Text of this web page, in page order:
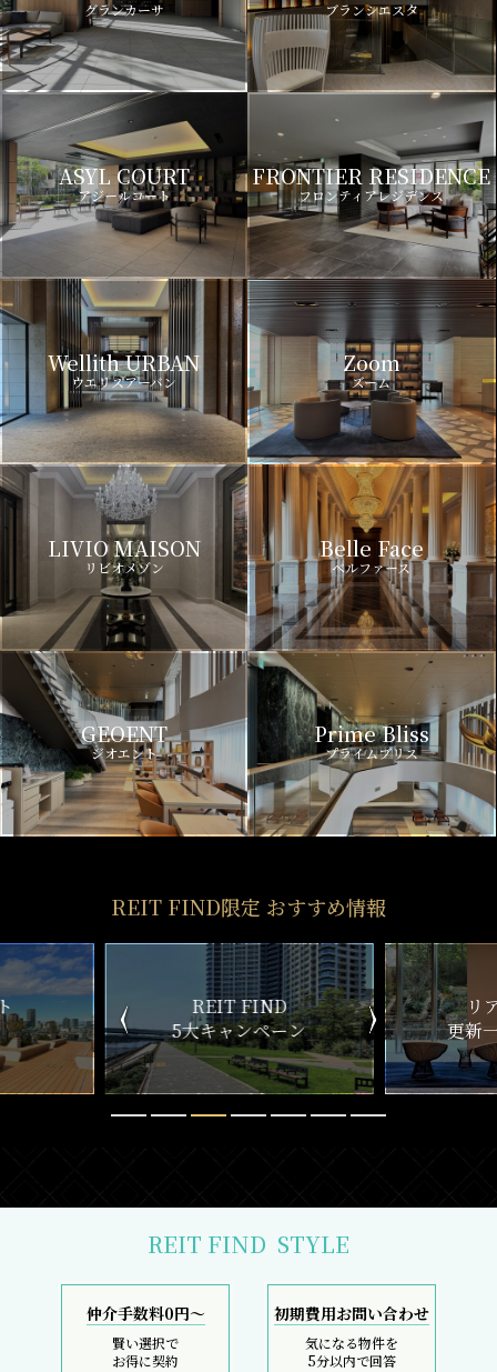
グランカーサ ブランシエスタ
ASYL COURT
アジールコート
FRONTIER RESIDENCE
フロンティアレジデンス
Wellith URBAN
ウエリスアーバン
Zoom
ズーム
LIVIO MAISON
リビオメゾン
Belle Face
ベルファース
GEOENT
ジオエント
Prime Bliss
プライムブリス
REIT FIND限定 おすすめ情報
ン
リアルタイム
更新一覧チェック
新
REIT FIND STYLE
仲介手数料0円～
賢い選択で
お得に契約
初期費用お問い合わせ
気になる物件を
5分以内で回答